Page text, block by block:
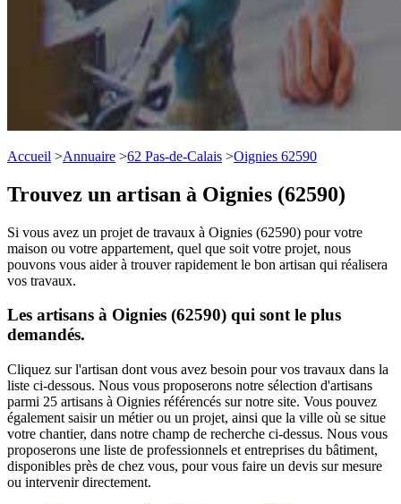
Accueil >Annuaire >62 Pas-de-Calais >Oignies 62590
Trouvez un artisan à Oignies (62590)
Si vous avez un projet de travaux à Oignies (62590) pour votre
maison ou votre appartement, quel que soit votre projet, nous
pouvons vous aider à trouver rapidement le bon artisan qui réalisera
vos travaux.
Les artisans à Oignies (62590) qui sont le plus
demandés.
Cliquez sur l'artisan dont vous avez besoin pour vos travaux dans la
liste ci-dessous. Nous vous proposerons notre sélection d'artisans
parmi 25 artisans à Oignies référencés sur notre site. Vous pouvez
également saisir un métier ou un projet, ainsi que la ville où se situe
votre chantier, dans notre champ de recherche ci-dessus. Nous vous
proposerons une liste de professionnels et entreprises du bâtiment,
disponibles près de chez vous, pour vous faire un devis sur mesure
ou intervenir directement.